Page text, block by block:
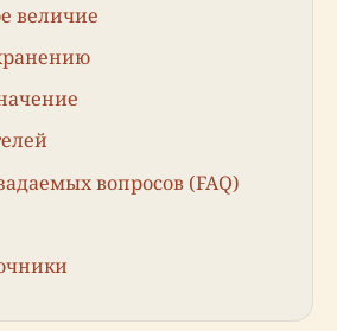
величие
вопросов (FAQ)